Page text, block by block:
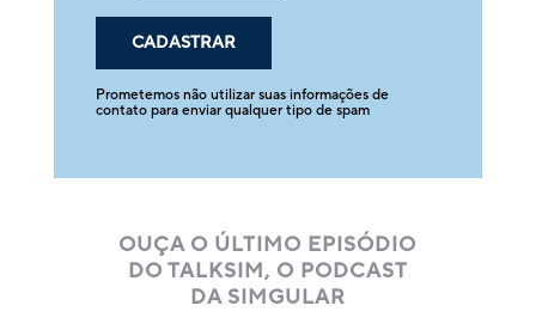
Prometemos não utilizar suas informações de
contato para enviar qualquer tipo de spam
OUÇA O ÚLTIMO EPISÓDIO
DO TALKSIM, O PODCAST
DA SIMGULAR